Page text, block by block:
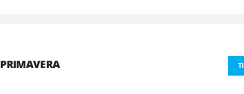
PRIMAVERA